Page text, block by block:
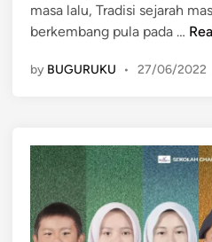
n
masa lalu, Tradisi sejarah
berkembang pula pada … T
a
i
S
e
by BUGURUKU • 27/06/2022